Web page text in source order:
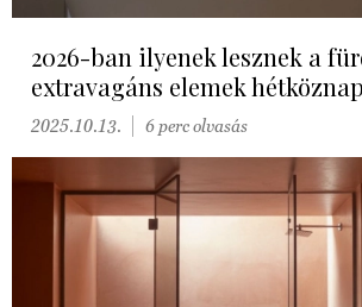
2026-ban ilyenek lesznek a
extravagáns elemek
2025.10.13. 6 perc olvasás